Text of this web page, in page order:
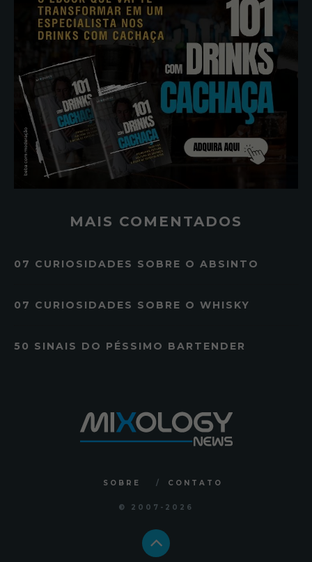
MAIS COMENTADOS
07 CURIOSIDADES SOBRE O ABSINTO
07 CURIOSIDADES SOBRE O WHISKY
50 SINAIS DO PÉSSIMO BARTENDER
SOBRE CONTATO
© 2007 -2026